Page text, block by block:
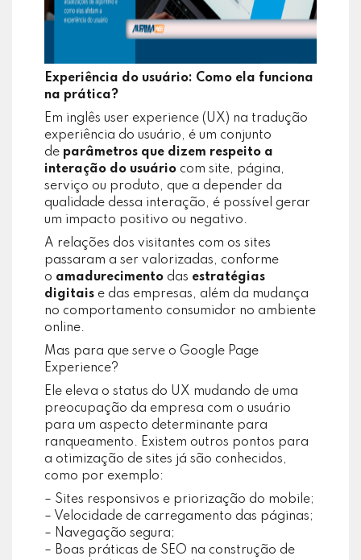
Experiência do usuário: Como ela funciona
na prática?
Em inglês user experience (UX) na tradução
experiência do usuário, é um conjunto
de parâmetros que dizem respeito a
interação do usuário com site, página,
serviço ou produto, que a depender da
qualidade dessa interação, é possível gerar
um impacto positivo ou negativo.
A relações dos visitantes com os sites
passaram a ser valorizadas, conforme
o amadurecimento das estratégias
digitais e das empresas, além da mudança
no comportamento consumidor no ambiente
online.
Mas para que serve o Google Page
Experience?
Ele eleva o status do UX mudando de uma
preocupação da empresa com o usuário
para um aspecto determinante para
ranqueamento. Existem outros pontos para
a otimização de sites já são conhecidos,
como por exemplo:
– Sites responsivos e priorização do mobile;
– Velocidade de carregamento das páginas;
– Navegação segura;
– Boas práticas de SEO na construção de